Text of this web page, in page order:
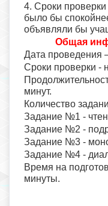
4. Сроки
было бы
объявляли бы
Общая
Дата проведения
Сроки проверки -
минут.
Количество
Задание №1 -
Задание №2 -
Задание №3 -
Задание №4 -
Время на
минуты.